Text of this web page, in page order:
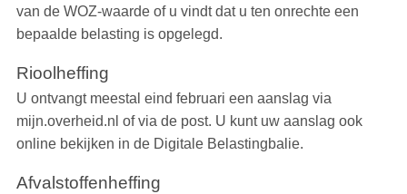
van de WOZ-waarde of u vindt dat u ten onrechte een
bepaalde belasting is opgelegd.
Rioolheffing
U ontvangt meestal eind februari een aanslag via
mijn.overheid.nl of via de post. U kunt uw aanslag ook
online bekijken in de Digitale Belastingbalie.
Afvalstoffenheffing